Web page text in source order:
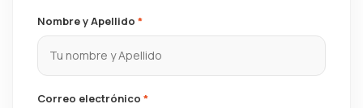
Nombre y Apellido *
Correo electrónico *